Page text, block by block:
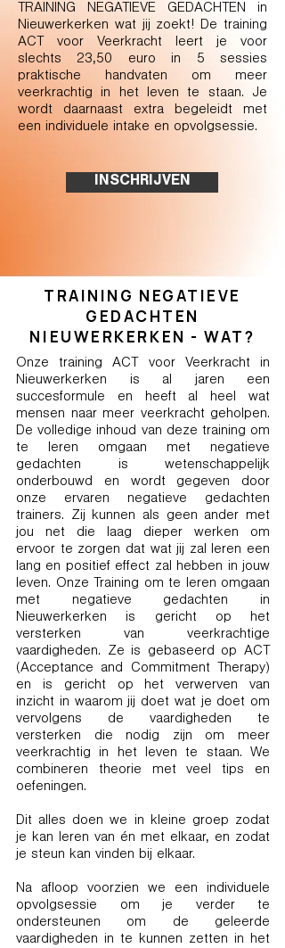
TRAINING NEGATIEVE GEDACHTEN in
Nieuwerkerken wat jij zoekt! De training
ACT voor Veerkracht leert je voor
slechts 23,50 euro in 5 sessies
praktische handvaten om meer
veerkrachtig in het leven te staan. Je
wordt daarnaast extra begeleidt met
een individuele intake en opvolgsessie.
INSCHRIJVEN
TRAINING NEGATIEVE
GEDACHTEN
NIEUWERKERKEN - WAT?
Onze training ACT voor Veerkracht in
Nieuwerkerken is al jaren een
succesformule en heeft al heel wat
mensen naar meer veerkracht geholpen.
De volledige inhoud van deze training om
te leren omgaan met negatieve
gedachten is wetenschappelijk
onderbouwd en wordt gegeven door
onze ervaren negatieve gedachten
trainers. Zij kunnen als geen ander met
jou net die laag dieper werken om
ervoor te zorgen dat wat jij zal leren een
lang en positief effect zal hebben in jouw
leven. Onze Training om te leren omgaan
met negatieve gedachten in
Nieuwerkerken is gericht op het
versterken van veerkrachtige
vaardigheden. Ze is gebaseerd op ACT
(Acceptance and Commitment Therapy)
en is gericht op het verwerven van
inzicht in waarom jij doet wat je doet om
vervolgens de vaardigheden te
versterken die nodig zijn om meer
veerkrachtig in het leven te staan. We
combineren theorie met veel tips en
oefeningen.
Dit alles doen we in kleine groep zodat
je kan leren van én met elkaar, en zodat
je steun kan vinden bij elkaar.
Na afloop voorzien we een individuele
opvolgsessie om je verder te
ondersteunen om de geleerde
vaardigheden in te kunnen zetten in het